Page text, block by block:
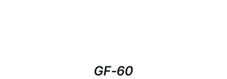
GF-60